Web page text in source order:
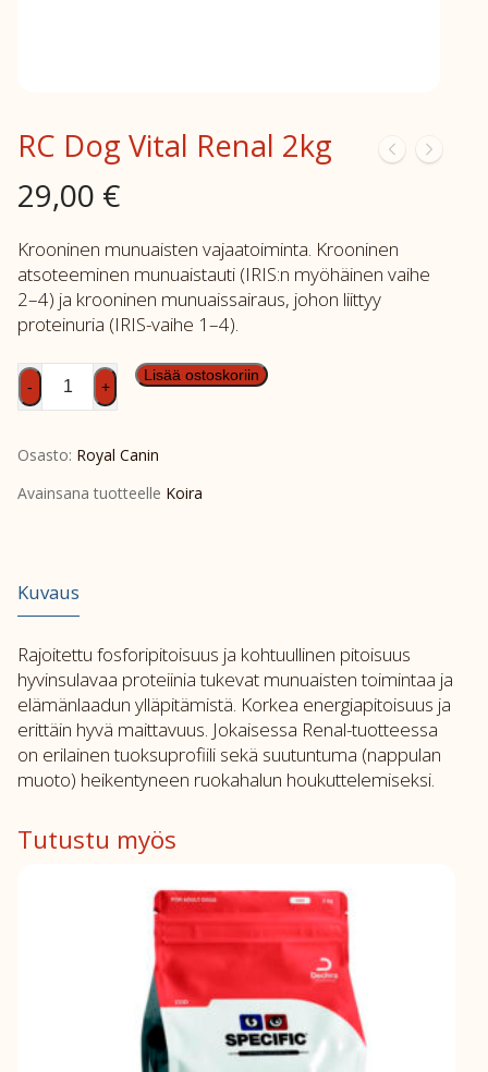
RC Dog Vital Renal 2kg
29,00 €
Krooninen munuaisten vajaatoiminta. Krooninen
atsoteeminen munuaistauti (IRIS:n myöhäinen vaihe
2–4) ja krooninen munuaissairaus, johon liittyy
proteinuria (IRIS-vaihe 1–4).
RC
Dog
Renal
2kg
- +
Lisää ostoskoriin
Osasto: Royal Canin
Avainsana tuotteelle Koira
Kuvaus
Rajoitettu fosforipitoisuus ja kohtuullinen pitoisuus
hyvinsulavaa proteiinia tukevat munuaisten toimintaa ja
elämänlaadun ylläpitämistä. Korkea energiapitoisuus ja
erittäin hyvä maittavuus. Jokaisessa Renal-tuotteessa
on erilainen tuoksuprofiili sekä suutuntuma (nappulan
muoto) heikentyneen ruokahalun houkuttelemiseksi.
Tutustu myös